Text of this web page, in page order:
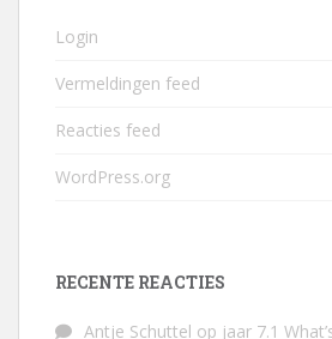
Login
Vermeldingen feed
Reacties feed
WordPress.org
RECENTE REACTIES
Antje Schuttel op jaar 7.1